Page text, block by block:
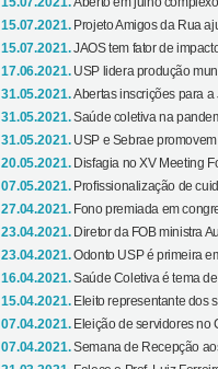
15.07.2021. Projeto Amigos da Rua
15.07.2021.JAOS tem fator de
17.06.2021. USP lidera produção
31.05.2021.Abertas inscrições para
31.05.2021.Saúde coletiva na
31.05.2021. USP e Sebrae
20.05.2021. Disfagia no XV Meeting
07.05.2021. Profissionalização de
27.04.2021. Fono premiada em
23.04.2021. Diretor da FOB ministra
23.04.2021.Odonto USP é primeira
16.04.2021.Saúde Coletiva é tema
15.04.2021. Eleito representante dos
07.04.2021. Eleição de servidores no
07.04.2021.Semana de Recepção